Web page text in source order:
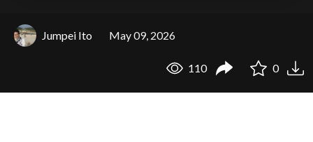
Jumpei Ito May 09, 2026
110 0